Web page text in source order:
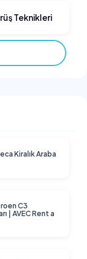
Teknikleri
Kiralık Araba
C3
| AVEC Rent a